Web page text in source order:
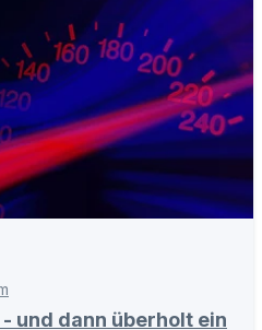
und dann überholt ein